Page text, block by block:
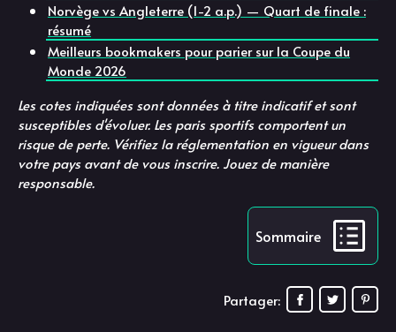
Norvège vs Angleterre (1-2 a.p.) — Quart de finale :
résumé
Meilleurs bookmakers pour parier sur la Coupe du
Monde 2026
Les cotes indiquées sont données à titre indicatif et sont
susceptibles d'évoluer. Les paris sportifs comportent un
risque de perte. Vérifiez la réglementation en vigueur dans
votre pays avant de vous inscrire. Jouez de manière
responsable.
Sommaire
Partager: